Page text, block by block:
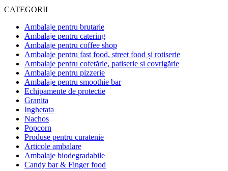
CATEGORII
Ambalaje pentru brutarie
Ambalaje pentru catering
Ambalaje pentru coffee shop
Ambalaje pentru fast food, street food și rotiserie
Ambalaje pentru cofetărie, patiserie si covrigărie
Ambalaje pentru pizzerie
Ambalaje pentru smoothie bar
Echipamente de protectie
Granita
Inghetata
Nachos
Popcorn
Produse pentru curatenie
Articole ambalare
Ambalaje biodegradabile
Candy bar & Finger food